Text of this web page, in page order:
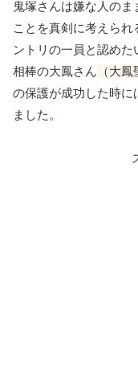
鬼塚さんは嫌な人の
ことを真剣に考えら
ントリの一員と認めた
相棒の大鳳さん（大鳳
の保護が成功した時に
ました。